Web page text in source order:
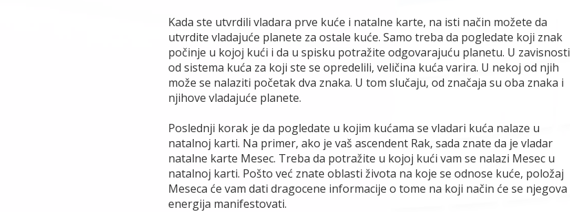
Kada ste utvrdili vladara prve kuće i natalne karte, na isti način možete da
utvrdite vladajuće planete za ostale kuće. Samo treba da pogledate koji znak
počinje u kojoj kući i da u spisku potražite odgovarajuću planetu. U zavisnosti
od sistema kuća za koji ste se opredelili, veličina kuća varira. U nekoj od njih
može se nalaziti početak dva znaka. U tom slučaju, od značaja su oba znaka i
njihove vladajuće planete.
Poslednji korak je da pogledate u kojim kućama se vladari kuća nalaze u
natalnoj karti. Na primer, ako je vaš ascendent Rak, sada znate da je vladar
natalne karte Mesec. Treba da potražite u kojoj kući vam se nalazi Mesec u
natalnoj karti. Pošto već znate oblasti života na koje se odnose kuće, položaj
Meseca će vam dati dragocene informacije o tome na koji način će se njegova
energija manifestovati.